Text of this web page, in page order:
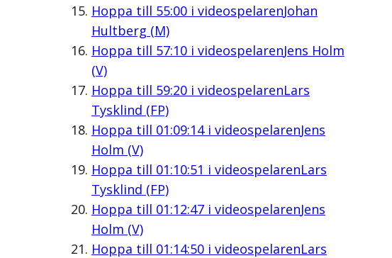
Hoppa till 55:00i videospelarenJohan
Hultberg (M)
Hoppa till 57:10i videospelarenJens Holm
(V)
Hoppa till 59:20i videospelarenLars
Tysklind (FP)
Hoppa till 01:09:14i videospelarenJens
Holm (V)
Hoppa till 01:10:51 i videospelarenLars
Tysklind (FP)
Hoppa till 01:12:47i videospelarenJens
Holm (V)
Hoppa till 01:14:50i videospelarenLars